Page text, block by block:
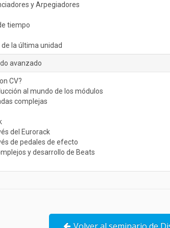
y Arpegiadores
tiempo
la última unidad
avanzado
CV?
al mundo de los módulos
complejas
del Eurorack
de pedales de efecto
y desarrollo de Beats